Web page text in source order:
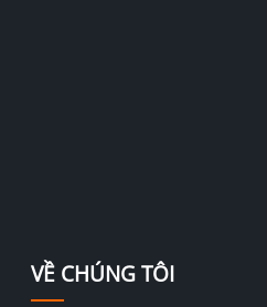
VỀ CHÚNG TÔI